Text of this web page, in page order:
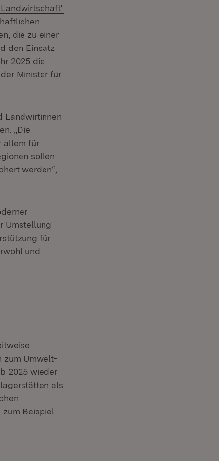
die zu einer
den Einsatz
2025 die
Minister für
Landwirtinnen
„Die
allem für
sollen
werden“,
Umstellung
für
und
zum Umwelt-
2025 wieder
als
Beispiel